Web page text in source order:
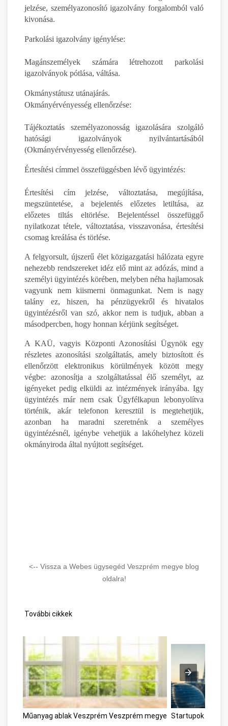
jelzése, személyazonosító igazolvány forgalomból való
kivonása.
Parkolási igazolvány igénylése:
Magánszemélyek számára létrehozott parkolási
igazolványok pótlása, váltása.
Okmánystátusz utánajárás.
Okmányérvényesség ellenőrzése:
Tájékoztatás személyazonosság igazolására szolgáló
hatósági igazolványok nyilvántartásából
(Okmányérvényesség ellenőrzése).
Értesítési címmel összefüggésben lévő ügyintézés:
Értesítési cím jelzése, változtatása, megújítása,
megszüntetése, a bejelentés előzetes letiltása, az
előzetes tiltás eltörlése. Bejelentéssel összefüggő
nyilatkozat tétele, változtatása, visszavonása, értesítési
csomag kreálása és törlése.
A felgyorsult, újszerű élet közigazgatási hálózata egyre
nehezebb rendszereket idéz elő mint az adózás, mind a
személyi ügyintézés körében, melyben néha hajlamosak
vagyunk nem kiismerni önmagunkat. Nem is nagy
talány ez, hiszen, ha pénzügyekről és hivatalos
ügyintézésről van szó, akkor nem is tudjuk, abban a
másodpercben, hogy honnan kérjünk segítséget.
A KAÜ, vagyis Központi Azonosítási Ügynök egy
részletes azonosítási szolgáltatás, amely biztosított és
ellenőrzött elektronikus körülmények között megy
végbe: azonosítja a szolgáltatással élő személyt, az
igényeket pedig elküldi az intézmények irányába. Igy
ügyintézés már nem csak Ügyfélkapun lebonyolítva
történik, akár telefonon keresztül is megtehetjük,
azonban ha maradni szeretnénk a személyes
ügyintézésnél, igénybe vehetjük a lakóhelyhez közeli
okmányiroda által nyújtott segítséget.
<-- Vissza a Webes ügysegéd Veszprém megye blog
oldalra!
További cikkek
Műanyag ablak Veszprém Veszprém megye Startupok